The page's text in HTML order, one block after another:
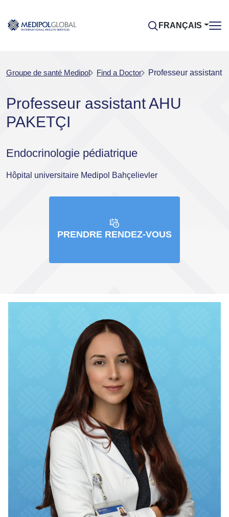
FRANÇAIS
Groupe de santé Medipol Find a Doctor Professeur assistant
Professeur assistant AHU
PAKETÇI
Endocrinologie pédiatrique
Hôpital universitaire Medipol Bahçelievler
PRENDRE RENDEZ-VOUS